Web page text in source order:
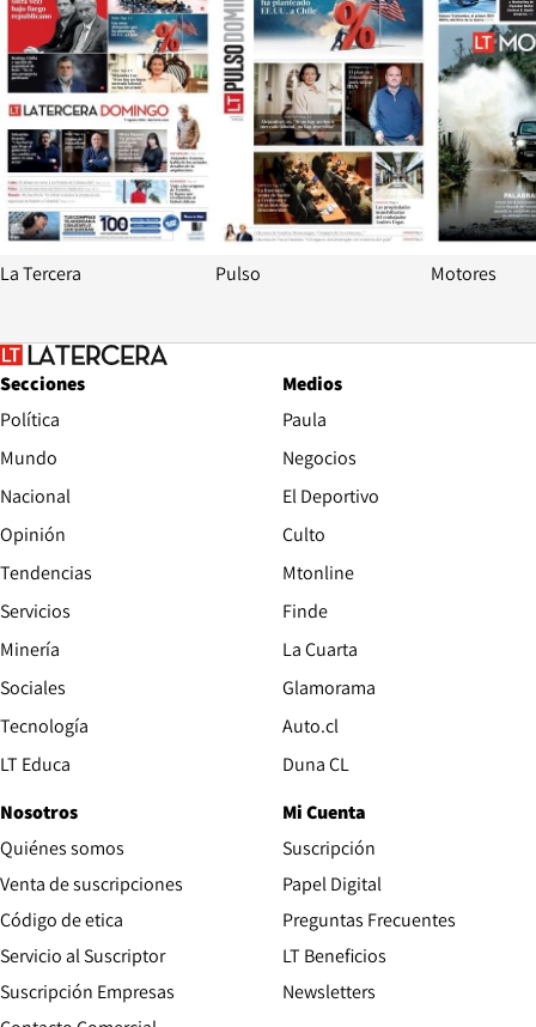
La Tercera Pulso Motores
Secciones
Política
Mundo
Nacional
Opinión
Tendencias
Servicios
Minería
Sociales
Tecnología
LT Educa
Medios
Paula
Negocios
El Deportivo
Culto
Mtonline
Finde
La Cuarta
Glamorama
Auto.clOpens in new window
Duna CLOpens in new window
Nosotros
Quiénes somos
Venta de suscripciones
Código de etica Opens in new window
Servicio al Suscriptor
Suscripción Empresas
Mi Cuenta
Suscripción
Papel DigitalOpens in new
Preguntas Frecuentes
LT Beneficios
Newsletters